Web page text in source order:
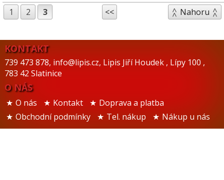
1 2 3 << Nahoru
KONTAKT
739 473 878, info@lipis.cz, Lipis Jiří Houdek , Lípy 100 ,
783 42 Slatinice
O NÁS
O nás Kontakt
Doprava a platba
Obchodní podmínky
Tel. nákup Nákup u nás